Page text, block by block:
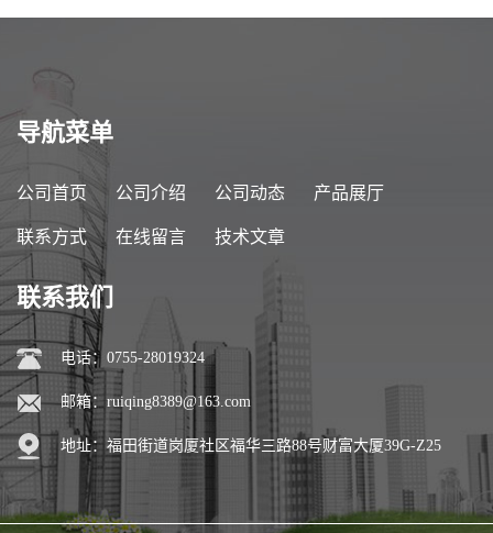
导航菜单
公司首页 公司介绍 公司动态 产品展厅
联系方式 在线留言 技术文章
联系我们
电话：0755-28019324
邮箱： ruiqing8389@163.com
地址：福田街道岗厦社区福华三路88号财富大厦39G-Z25